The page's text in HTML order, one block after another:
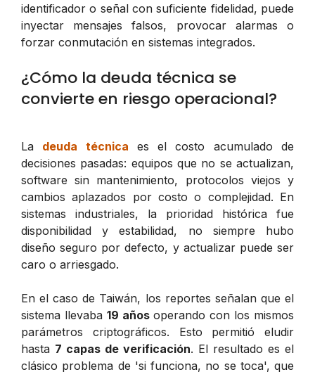
identificador o señal con suficiente fidelidad, puede
inyectar mensajes falsos, provocar alarmas o
forzar conmutación en sistemas integrados.
¿Cómo la deuda técnica se
convierte en riesgo operacional?
La deuda técnica es el costo acumulado de
decisiones pasadas: equipos que no se actualizan,
software sin mantenimiento, protocolos viejos y
cambios aplazados por costo o complejidad. En
sistemas industriales, la prioridad histórica fue
disponibilidad y estabilidad, no siempre hubo
diseño seguro por defecto, y actualizar puede ser
caro o arriesgado.
En el caso de Taiwán, los reportes señalan que el
sistema llevaba 19 añosoperando con los mismos
parámetros criptográficos. Esto permitió eludir
hasta 7 capas de verificación. El resultado es el
clásico problema de 'si funciona, no se toca', que